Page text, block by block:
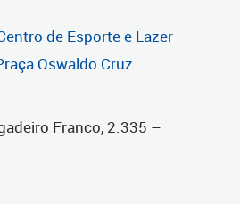
de Esporte e Lazer
Oswaldo Cruz
Franco, 2.335 –